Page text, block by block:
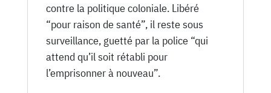
contre la politique coloniale. Libéré
“pour raison de santé”, il reste sous
surveillance, guetté par la police “qui
attend qu’il soit rétabli pour
l’emprisonner à nouveau”.